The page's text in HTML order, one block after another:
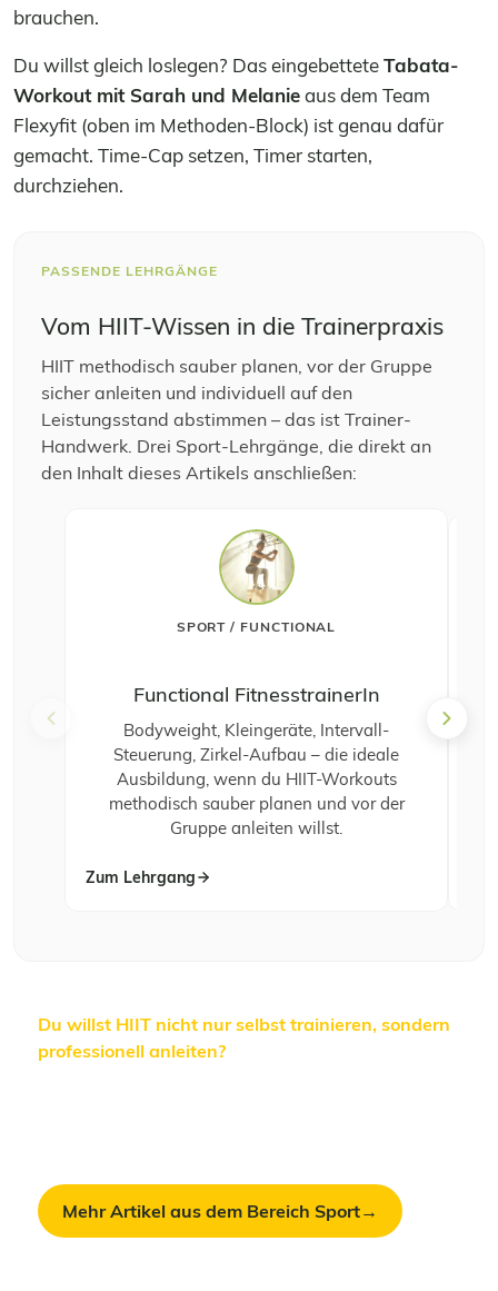
brauchen.
Du willst gleich loslegen? Das eingebetteteTabata-
Workout mit Sarah und Melanieaus dem Team
Flexyfit (oben im Methoden-Block) ist genau dafür
gemacht. Time-Cap setzen, Timer starten,
durchziehen.
PASSENDE LEHRGÄNGE
Vom HIIT-Wissen in die Trainerpraxis
HIIT methodisch sauber planen, vor der Gruppe
sicher anleiten und individuell auf den
Leistungsstand abstimmen – das ist Trainer-
Handwerk. Drei Sport-Lehrgänge, die direkt an
den Inhalt dieses Artikels anschließen:
SPORT / FUNCTIONAL
Functional FitnesstrainerIn
Bodyweight, Kleingeräte, Intervall-
Steuerung, Zirkel-Aufbau – die ideale
Ausbildung, wenn du HIIT-Workouts
methodisch sauber planen und vor der
Gruppe anleiten willst.
Zum Lehrgang
Du willst HIIT nicht nur selbst trainieren, sondern
professionell anleiten?
Mehr Artikel aus dem Bereich Sport